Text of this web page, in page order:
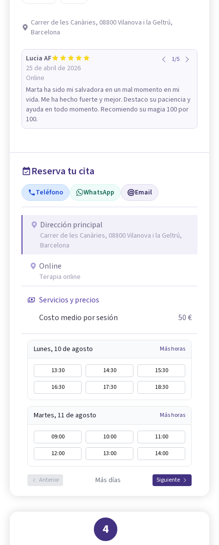
Carrer de les Canàries, 08800 Vilanova i la Geltrú,
Barcelona
Lucia AF
25 de abril de 2026
Online
1/5
Marta ha sido mi salvadora en un mal momento en mi
vida. Me ha hecho fuerte y mejor. Destaco su paciencia y
ayuda en todo momento. Recomiendo su magia 100 por
100.
Reserva tu cita
Teléfono WhatsApp Email
Dirección principal
Carrer de les Canàries, 08800 Vilanova i la Geltrú,
Barcelona
Online
Terapia online
Servicios y precios
Costo medio por sesión
50 €
Lunes, 10 de agosto Más horas
13:30 14:30
15:30
16:30
17:30 18:30
Martes, 11 de agosto Más horas
09:00 10:00
11:00
12:00
13:00 14:00
Anterior Más días Siguiente
4